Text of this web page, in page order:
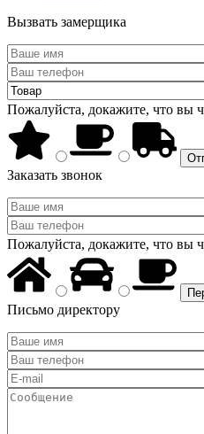
Вызвать замерщика
Пожалуйста, докажите, что вы
Заказать звонок
Пожалуйста, докажите, что вы
Письмо директору